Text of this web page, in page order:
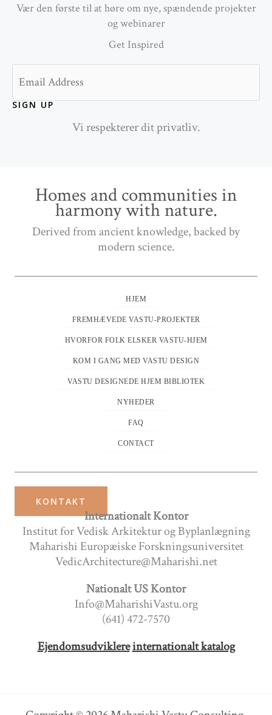
Vær den første til at høre om nye, spændende projekter
og webinarer
Get Inspired
SIGN UP
Vi respekterer dit privatliv.
Homes and communities in
harmony with nature.
Derived from ancient knowledge, backed by
modern science.
HJEM
FREMHÆVEDE VASTU-PROJEKTER
HVORFOR FOLK ELSKER VASTU-HJEM
KOM I GANG MED VASTU DESIGN
VASTU DESIGNEDE HJEM BIBLIOTEK
NYHEDER
FAQ
CONTACT
KONTAKT
Internationalt Kontor
Institut for Vedisk Arkitektur og Byplanlægning
Maharishi Europæiske Forskningsuniversitet
VedicArchitecture@Maharishi.net
Nationalt US Kontor
Info@MaharishiVastu.org
(641) 472-7570
Ejendomsudviklereinternationalt katalog